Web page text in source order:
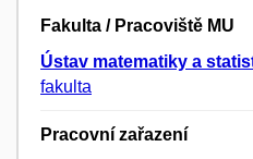
Fakulta / Pracoviště MU
Ústav matematiky a
fakulta
Pracovní zařazení